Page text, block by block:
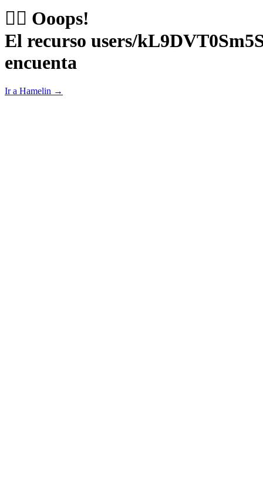
😵‍💫 Ooops!
El recurso users/
encuenta
Ir a Hamelin →